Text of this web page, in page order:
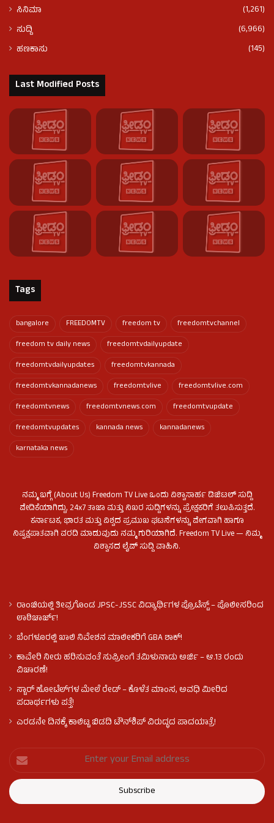
ಸಿನಿಮಾ
(1,261)
ಸುದ್ದಿ
(6,966)
ಹಣಕಾಸು
(145)
Last Modified Posts
Tags
bangalore FREEDOMTV freedom tv
freedomtvchannel
freedom tv daily news
freedomtvdailyupdate
freedomtvdailyupdates
freedomtvkannada
freedomtvkannadanews
freedomtvlive
freedomtvlive.com
freedomtvnews
freedomtvnews.com
freedomtvupdate
freedomtvupdates
kannada news
kannadanews
karnataka news
ನಮ್ಮ ಬಗ್ಗೆ (About Us) Freedom TV Live ಒಂದು ವಿಶ್ವಾಸಾರ್ಹ ಡಿಜಿಟಲ್ ಸುದ್ದಿ
ವೇದಿಕೆಯಾಗಿದ್ದು, 24x7 ತಾಜಾ ಮತ್ತು ನಿಖರ ಸುದ್ದಿಗಳನ್ನು ಪ್ರೇಕ್ಷಕರಿಗೆ ತಲುಪಿಸುತ್ತದೆ.
ಕರ್ನಾಟಕ, ಭಾರತ ಮತ್ತು ವಿಶ್ವದ ಪ್ರಮುಖ ಘಟನೆಗಳನ್ನು ವೇಗವಾಗಿ ಹಾಗೂ
ನಿಷ್ಪಕ್ಷಪಾತವಾಗಿ ವರದಿ ಮಾಡುವುದು ನಮ್ಮ ಗುರಿಯಾಗಿದೆ. Freedom TV Live — ನಿಮ್ಮ
ವಿಶ್ವಾಸದ ಲೈವ್ ಸುದ್ದಿ ವಾಹಿನಿ.
ರಾಂಚಿಯಲ್ಲಿ ತೀವ್ರಗೊಂಡ JPSC-JSSC ವಿದ್ಯಾರ್ಥಿಗಳ ಪ್ರೊಟೆಸ್ಟ್ – ಪೊಲೀಸರಿಂದ
ಲಾಠಿಚಾರ್ಜ್!
ಬೆಂಗಳೂರಲ್ಲಿ ಖಾಲಿ ನಿವೇಶನ ಮಾಲೀಕರಿಗೆ GBA ಶಾಕ್!
ಕಾವೇರಿ ನೀರು ಹರಿಸುವಂತೆ ಸುಪ್ರೀಂಗೆ ತಮಿಳುನಾಡು ಅರ್ಜಿ – ಆ.13 ರಂದು
ವಿಚಾರಣೆ!
ಸ್ಟಾರ್ ಹೋಟೆಲ್​​​ಗಳ ಮೇಲೆ ರೇಡ್ – ಕೊಳೆತ ಮಾಂಸ, ಅವಧಿ ಮೀರಿದ
ಪದಾರ್ಥಗಳು ಪತ್ತೆ!
ಎರಡನೇ ದಿನಕ್ಕೆ ಕಾಲಿಟ್ಟ ಬಿಡದಿ ಟೌನ್​ಶಿಪ್ ವಿರುದ್ಧದ ಪಾದಯಾತ್ರೆ!